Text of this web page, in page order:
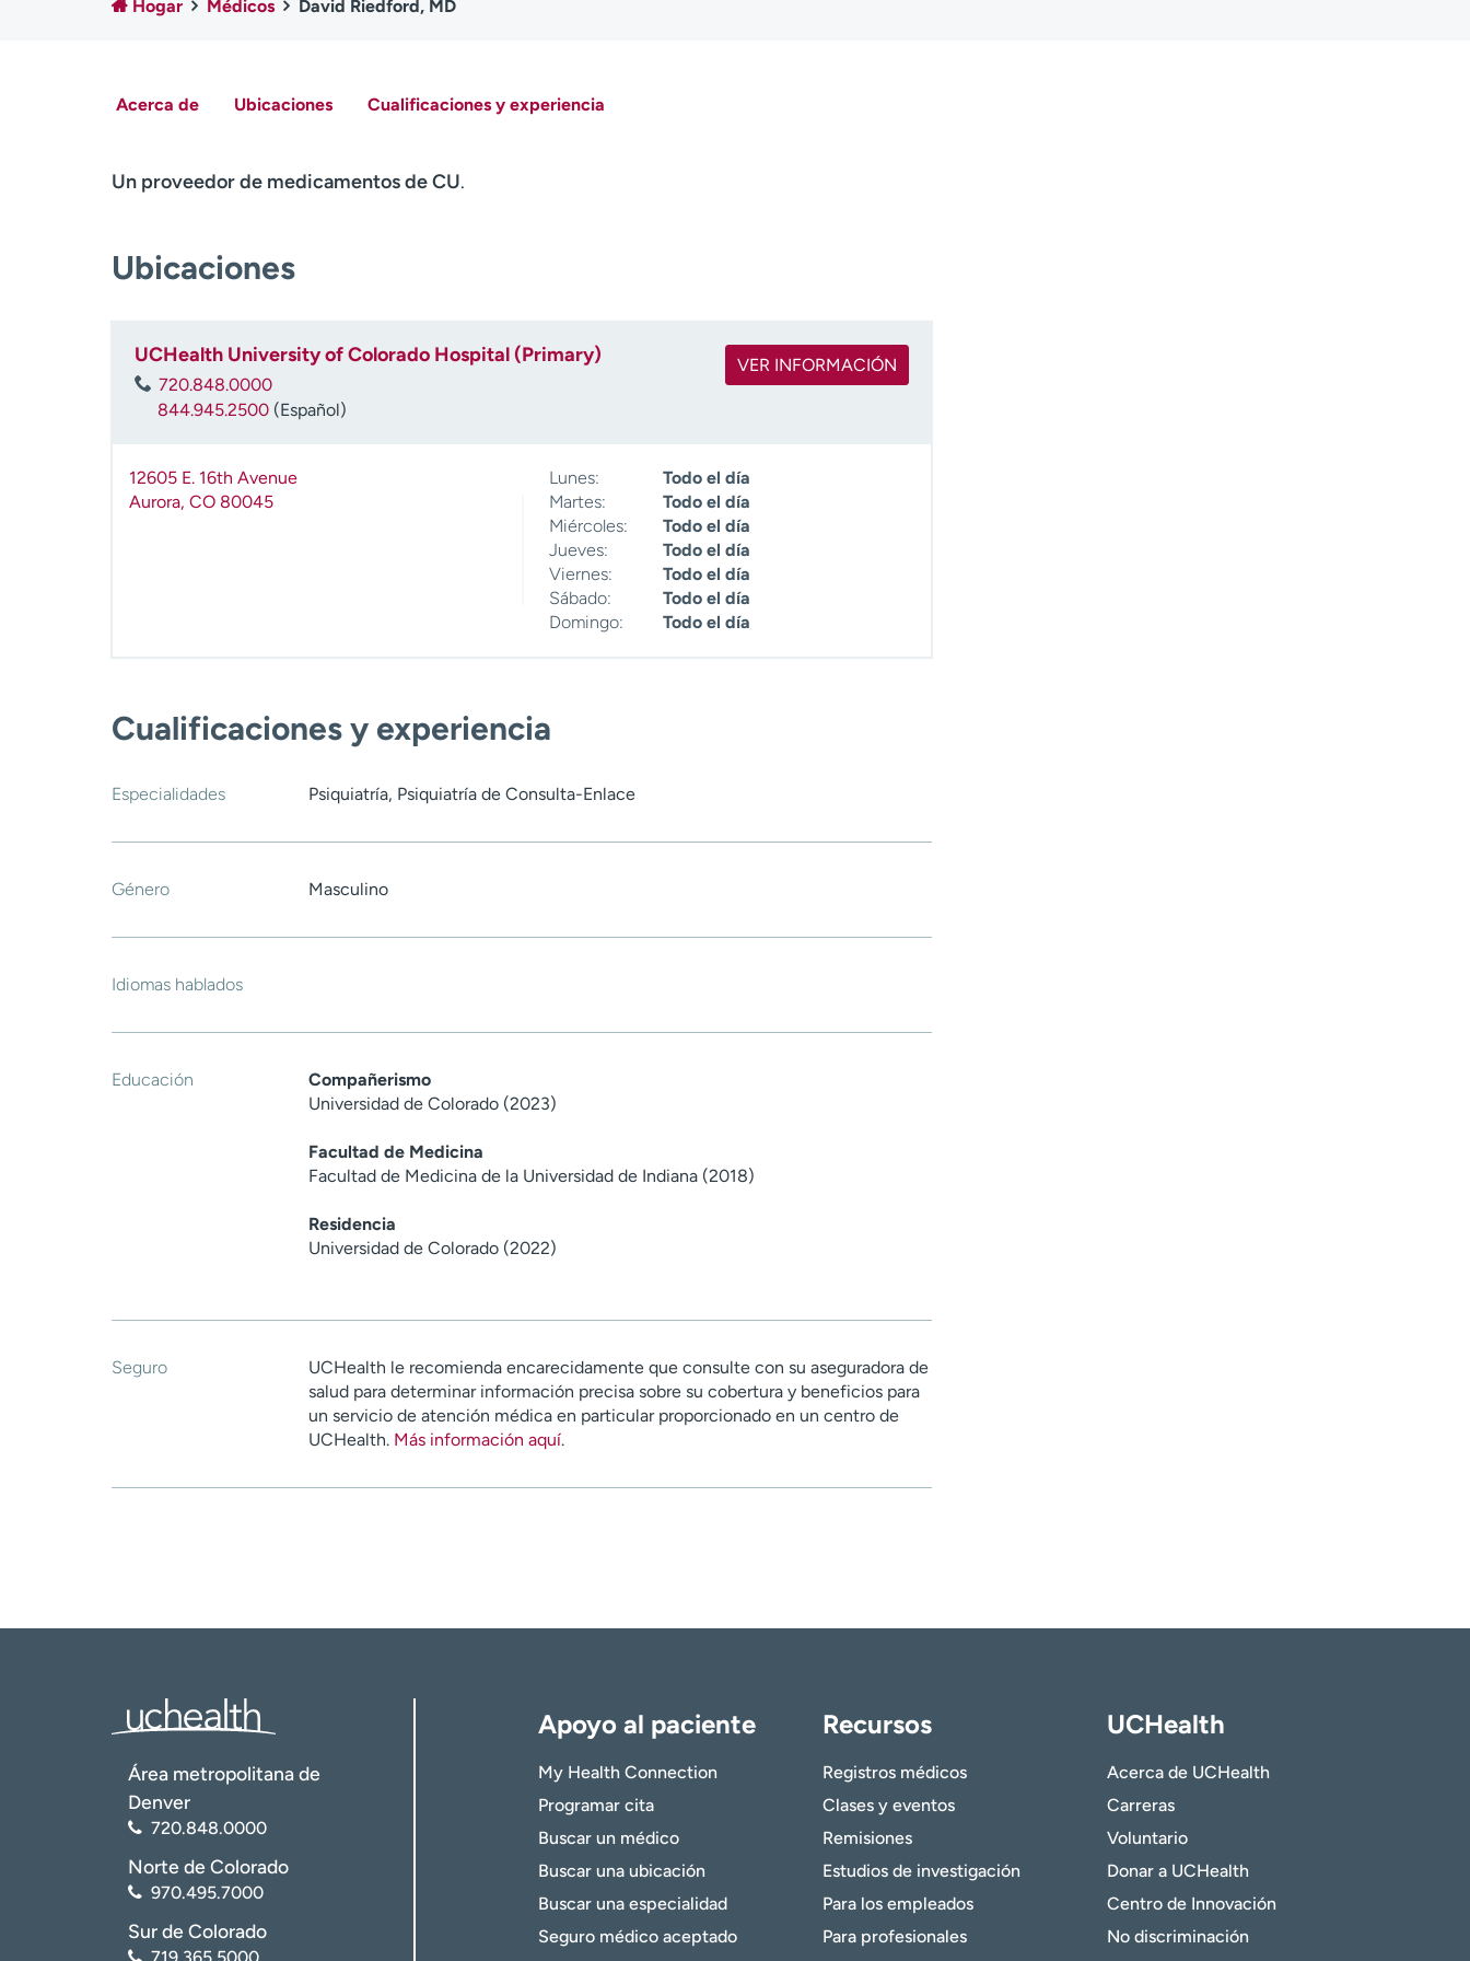
Hogar Médicos David Riedford, MD
Acerca de Ubicaciones Cualificaciones y experiencia
Un proveedor de medicamentos de CU.
Ubicaciones
UCHealth University of Colorado Hospital (Primary)
720.848.0000
844.945.2500 (Español)
VER INFORMACIÓN
12605 E. 16th Avenue
Aurora, CO 80045
Lunes:
Todo el día
Martes:
Todo el día
Miércoles:
Todo el día
Jueves:
Todo el día
Viernes:
Todo el día
Sábado:
Todo el día
Domingo:
Todo el día
Cualificaciones y experiencia
Especialidades Psiquiatría, Psiquiatría de Consulta-Enlace
Género Masculino
Idiomas hablados
Educación
Compañerismo
Universidad de Colorado (2023)
Facultad de Medicina
Facultad de Medicina de la Universidad de Indiana (2018)
Residencia
Universidad de Colorado (2022)
Seguro
UCHealth le recomienda encarecidamente que consulte con su aseguradora de
salud para determinar información precisa sobre su cobertura y beneficios para
un servicio de atención médica en particular proporcionado en un centro de
UCHealth. Más información aquí.
Área metropolitana de
Denver
720.848.0000
Norte de Colorado
970.495.7000
Sur de Colorado
Apoyo al paciente
My Health Connection
Programar cita
Buscar un médico
Buscar una ubicación
Buscar una especialidad
Seguro médico aceptado
Recursos
Registros médicos
Clases y eventos
Remisiones
Estudios de investigación
Para los empleados
Para profesionales
UCHealth
Acerca de UCHealth
Carreras
Voluntario
Donar a UCHealth
Centro de Innovación
No discriminación